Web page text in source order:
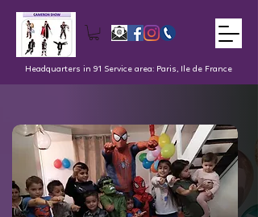
Headquarters in 91 Service area: Paris, Ile de France